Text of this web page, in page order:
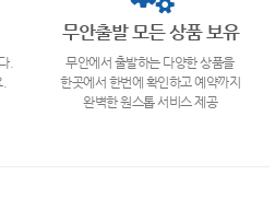
.
무안출발 모든 상품 보유
무안에서 출발하는 다양한 상품을
한곳에서 한번에 확인하고 예약까지
완벽한 원스톱 서비스 제공